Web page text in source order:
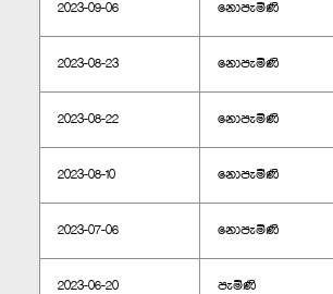
2023-09-06 නොපැමිණි
2023-08-23 නොපැමිණි
2023-08-22 නොපැමිණි
2023-08-10 නොපැමිණි
2023-07-06 නොපැමිණි
2023-06-20 පැමිණි